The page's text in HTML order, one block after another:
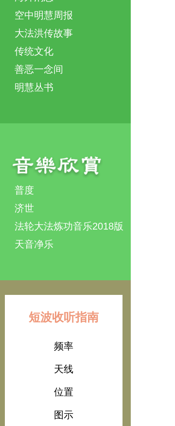
空中明慧周报
大法洪传故事
传统文化
善恶一念间
明慧丛书
普度
济世
法轮大法炼功音乐2018版
天音净乐
短波收听指南
频率
天线
位置
图示